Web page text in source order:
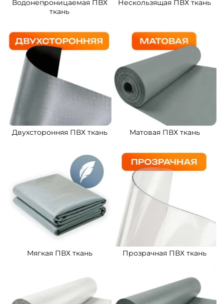
Водонепроницаемая ПВХ
ткань
Нескользящая ПВХ ткань
Двухсторонняя ПВХ ткань Матовая ПВХ ткань
Мягкая ПВХ ткань Прозрачная ПВХ ткань